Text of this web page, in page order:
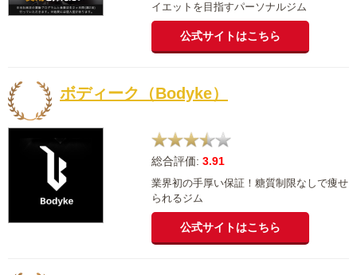
イエットを目指すパーソナルジム
公式サイトはこちら
ボディーク（Bodyke）
総合評価: 3.91
業界初の手厚い保証！糖質制限なしで痩せ
られるジム
公式サイトはこちら